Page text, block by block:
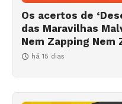
Os acertos de
das Maravilhas
Nem Zapping Nem
há 15 dias